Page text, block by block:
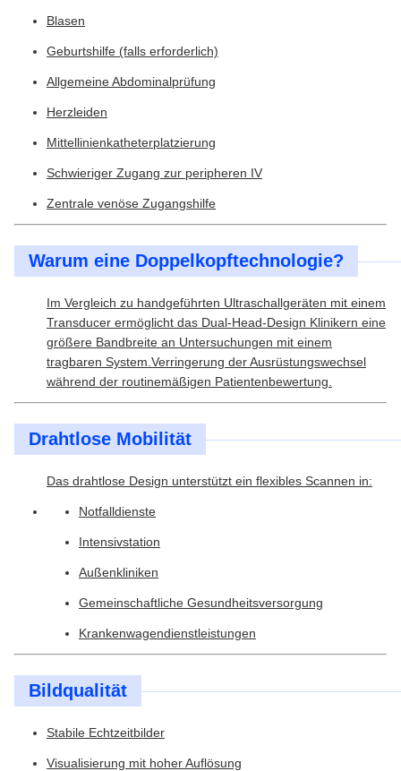
Blasen
Geburtshilfe (falls erforderlich)
Allgemeine Abdominalprüfung
Herzleiden
Mittellinienkatheterplatzierung
Schwieriger Zugang zur peripheren IV
Zentrale venöse Zugangshilfe
Warum eine Doppelkopftechnologie?
Im Vergleich zu handgeführten Ultraschallgeräten mit einem
Transducer ermöglicht das Dual-Head-Design Klinikern eine
größere Bandbreite an Untersuchungen mit einem
tragbaren System.Verringerung der Ausrüstungswechsel
während der routinemäßigen Patientenbewertung.
Drahtlose Mobilität
Das drahtlose Design unterstützt ein flexibles Scannen in:
Notfalldienste
Intensivstation
Außenkliniken
Gemeinschaftliche Gesundheitsversorgung
Krankenwagendienstleistungen
Bildqualität
Stabile Echtzeitbilder
Visualisierung mit hoher Auflösung